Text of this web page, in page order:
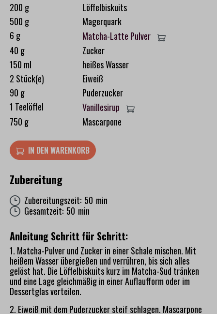
200 g
Löffelbiskuits
500 g
Magerquark
6 g
Matcha-Latte Pulver
40 g
Zucker
150 ml
heißes Wasser
2 Stück(e)
Eiweiß
90 g
Puderzucker
1 Teelöffel
Vanillesirup
750 g
Mascarpone
IN DEN WARENKORB
Zubereitung
Zubereitungszeit: 50 min
Gesamtzeit: 50 min
Anleitung Schritt für Schritt:
1. Matcha-Pulver und Zucker in einer Schale mischen. Mit
heißem Wasser übergießen und verrühren, bis sich alles
gelöst hat. Die Löffelbiskuits kurz im Matcha-Sud tränken
und eine Lage gleichmäßig in einer Auflaufform oder im
Dessertglas verteilen.
2. Eiweiß mit dem Puderzucker steif schlagen. Mascarpone